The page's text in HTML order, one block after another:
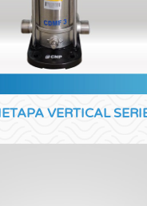
VERTICAL